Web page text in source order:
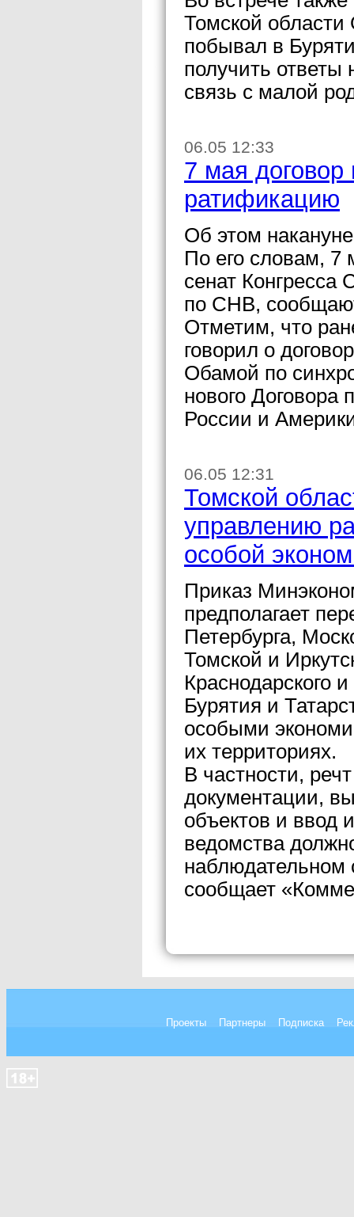
Томской
побывал в
получить
связь с малой
06.05 12:33
7 мая
ратификацию
Об этом
По его словам, 7
сенат Конгресса
по СНВ,
Отметим, что
говорил о
Обамой по
нового
России и
06.05 12:31
Томской
управлению
особой
Приказ
предполагает
Петербурга,
Томской и
Краснодарского
Бурятия и
особыми
их территориях.
В частности,
документации,
объектов и ввод
ведомства
наблюдательном
сообщает
Проекты Партнеры Подписка